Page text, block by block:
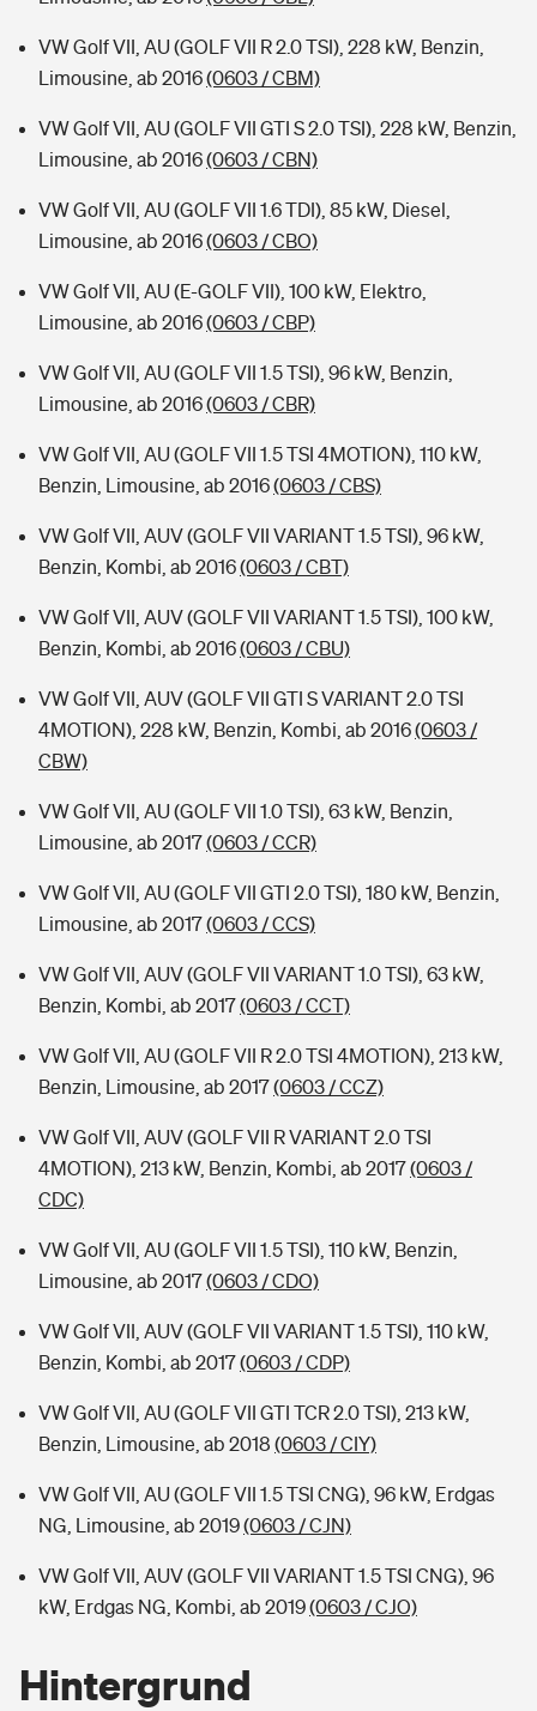
VW Golf VII, AU (GOLF VII R 2.0 TSI), 228 kW, Benzin,
Limousine, ab 2016(0603 / CBM)
VW Golf VII, AU (GOLF VII GTI S 2.0 TSI), 228 kW, Benzin,
Limousine, ab 2016(0603 / CBN)
VW Golf VII, AU (GOLF VII 1.6 TDI), 85 kW, Diesel,
Limousine, ab 2016(0603 / CBO)
VW Golf VII, AU (E-GOLF VII), 100 kW, Elektro,
Limousine, ab 2016(0603 / CBP)
VW Golf VII, AU (GOLF VII 1.5 TSI), 96 kW, Benzin,
Limousine, ab 2016(0603 / CBR)
VW Golf VII, AU (GOLF VII 1.5 TSI 4MOTION), 110 kW,
Benzin, Limousine, ab 2016(0603 / CBS)
VW Golf VII, AUV (GOLF VII VARIANT 1.5 TSI), 96 kW,
Benzin, Kombi, ab 2016(0603 / CBT)
VW Golf VII, AUV (GOLF VII VARIANT 1.5 TSI), 100 kW,
Benzin, Kombi, ab 2016(0603 / CBU)
VW Golf VII, AUV (GOLF VII GTI S VARIANT 2.0 TSI
4MOTION), 228 kW, Benzin, Kombi, ab 2016(0603 /
CBW)
VW Golf VII, AU (GOLF VII 1.0 TSI), 63 kW, Benzin,
Limousine, ab 2017(0603 / CCR)
VW Golf VII, AU (GOLF VII GTI 2.0 TSI), 180 kW, Benzin,
Limousine, ab 2017(0603 / CCS)
VW Golf VII, AUV (GOLF VII VARIANT 1.0 TSI), 63 kW,
Benzin, Kombi, ab 2017(0603 / CCT)
VW Golf VII, AU (GOLF VII R 2.0 TSI 4MOTION), 213 kW,
Benzin, Limousine, ab 2017(0603 / CCZ)
VW Golf VII, AUV (GOLF VII R VARIANT 2.0 TSI
4MOTION), 213 kW, Benzin, Kombi, ab 2017(0603 /
CDC)
VW Golf VII, AU (GOLF VII 1.5 TSI), 110 kW, Benzin,
Limousine, ab 2017(0603 / CDO)
VW Golf VII, AUV (GOLF VII VARIANT 1.5 TSI), 110 kW,
Benzin, Kombi, ab 2017(0603 / CDP)
VW Golf VII, AU (GOLF VII GTI TCR 2.0 TSI), 213 kW,
Benzin, Limousine, ab 2018 (0603 / CIY)
VW Golf VII, AU (GOLF VII 1.5 TSI CNG), 96 kW, Erdgas
NG, Limousine, ab 2019(0603 / CJN)
VW Golf VII, AUV (GOLF VII VARIANT 1.5 TSI CNG), 96
kW, Erdgas NG, Kombi, ab 2019(0603 / CJO)
Hintergrund